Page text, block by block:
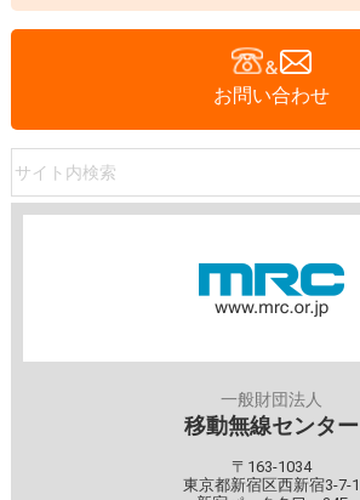
お問い合わせ
サイト内検索
一般財団法人
移動無線センター
〒163-1034
東京都新宿区西新宿3-7-1